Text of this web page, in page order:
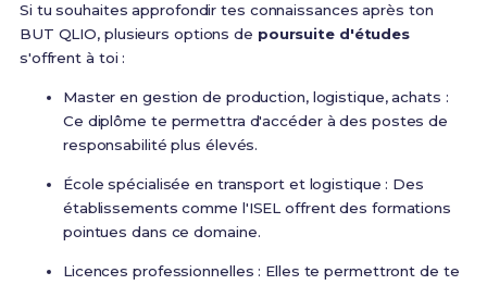
Si tu souhaites approfondir tes connaissances après ton
BUT QLIO, plusieurs options de poursuite d'études
s'offrent à toi :
Master en gestion de production, logistique, achats :
Ce diplôme te permettra d'accéder à des postes de
responsabilité plus élevés.
École spécialisée en transport et logistique : Des
établissements comme l'ISEL offrent des formations
pointues dans ce domaine.
Licences professionnelles : Elles te permettront de te